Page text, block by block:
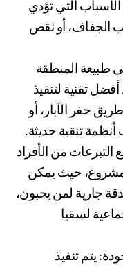
تعاني من نقص المياه، وتحليل الأسباب التي تؤدي
إلى هذا العجز، سواء كان بسبب الجفاف، أو نقص
اختيار التقنية المناسبة: بناءً على طبيعة المنطقة
واحتياجات السكان، يتم تحديد أفضل تقنية لتنفيذ
تنقية حديثة.
توفير التمويل والدعم: يتم جمع التبرعات من الأفراد
والمؤسسات الخيرية لدعم المشروع، حيث يمكن
للمتبرعين اهداء سقيا ماء كصدقة جارية لمن يحبون،
أو المساهمة في المشاريع الجماعية لسقيا
تنفيذ المشروع وفق معايير الجودة: يتم تنفيذ